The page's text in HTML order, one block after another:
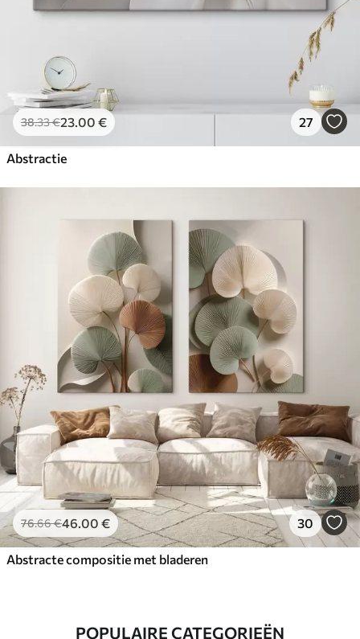
38.33€23.00 € 27
Abstractie
76.66€46.00 € 30
Abstracte compositie met bladeren
POPULAIRE CATEGORIEËN